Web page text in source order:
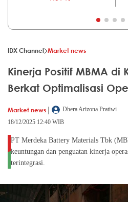
IDX Channel Market news
Kinerja Positif MBMA di
Berkat Optimalisasi
Market news |
Dhera Arizona Pratiwi
18/12/2025 12:40 WIB
PT Merdeka Battery Materials Tbk
keuntungan dan penguatan kinerja
terintegrasi.